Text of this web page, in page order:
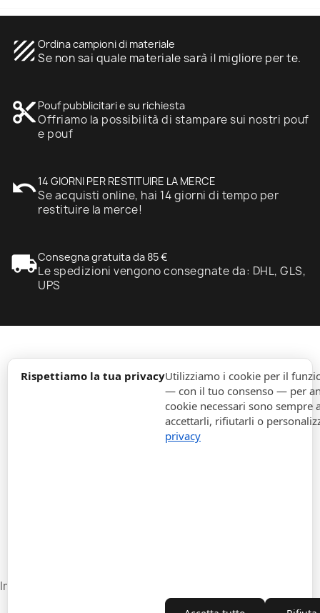
Rispettiamo la tua privacyUtilizziamo i cookie per il
— con il tuo consenso — per
cookie necessari sono
accettarli, rifiutarli o
privacy
texture Ordina campioni di materiale
Se non sai quale materiale sarà il migliore per te.
content_cut Pouf pubblicitari e su richiesta
Offriamo la possibilità di stampare sui nostri pouf
e pouf
undo14 GIORNI PER RESTITUIRE LA MERCE
Se acquisti online, hai 14 giorni di tempo per
restituire la merce!
local_shippingConsegna gratuita da 85 €
Le spedizioni vengono consegnate da: DHL, GLS,
UPS
expand_more
expand_more
Impostazioni cookie
Recesso dal contratto